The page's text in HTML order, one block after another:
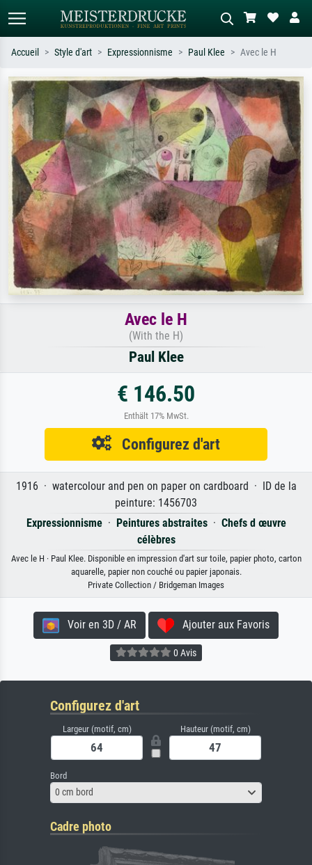
Recherche standard Recherche d'images IA
Recherchez par artiste, titre ou style –
ex. Monet, Nuit étoilée,
impressionnisme, vague de Hokusai,
nu.
Décrivez la scène – ex. prairie verte,
abstrait avec beaucoup de rouge,
tableau sombre, nu debout près d'un
arbre.
Accueil Style d'art Expressionnisme Paul Klee Avec le H
Avec le H
(With the H)
Paul Klee
€ 146.50
Enthält 17% MwSt.
Configurez d'art
1916 · watercolour and pen on paper on cardboard · ID de la
peinture: 1456703
Expressionnisme· Peintures abstraites· Chefs d œuvre
célèbres
Avec le H · Paul Klee. Disponible en impression d'art sur toile, papier photo, carton
aquarelle, papier non couché ou papier japonais.
Private Collection / Bridgeman Images
Voir en 3D / AR Ajouter aux Favoris
0 Avis
Configurez d'art
Largeur (motif, cm) Hauteur (motif, cm)
Bord
0 cm bord
Cadre photo